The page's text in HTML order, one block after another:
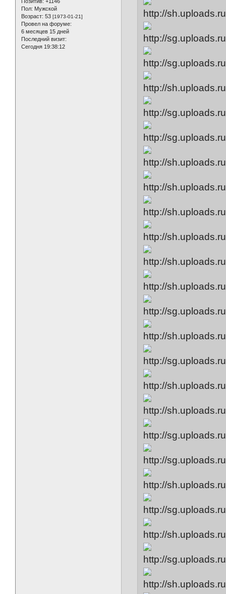
Пол: Мужской
Возраст: 53 [1973-01-21]
Провел на форуме:
6 месяцев 15 дней
Последний визит:
Сегодня 19:38:12